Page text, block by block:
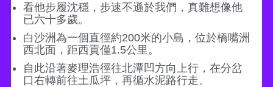
看他步履沈穩，步速不遜於我們，真難想像他
已六十多歲。
白沙洲為一個直徑約200米的小島，位於橋嘴洲
西北面，距西貢僅1.5公里。
自此沿著麥理浩徑往北潭凹方向上行，在分岔
口右轉前往土瓜坪，再循水泥路行走。